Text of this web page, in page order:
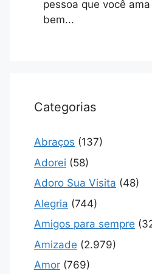
pessoa que você
bem...
Categorias
Abraços (137)
Adorei (58)
Adoro Sua Visita (48)
Alegria (744)
Amigos para sempre
Amizade (2.979)
Amor (769)